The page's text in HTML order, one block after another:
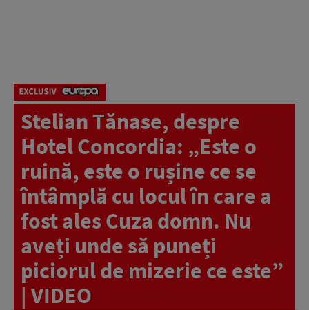
Stelian Tănase, despre
Hotel Concordia: „Este o
ruină, este o rușine ce se
întâmplă cu locul în care a
fost ales Cuza domn. Nu
aveți unde să puneți
piciorul de mizerie ce este”
| VIDEO